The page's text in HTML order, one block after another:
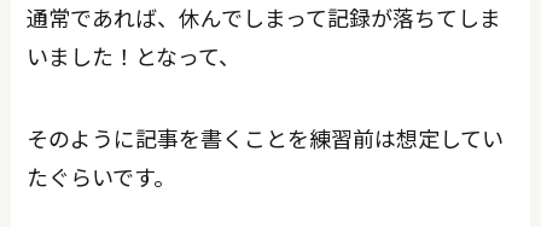
通常であれば、休んでしまって記録が落ちてしま
いました！となって、
そのように記事を書くことを練習前は想定してい
たぐらいです。